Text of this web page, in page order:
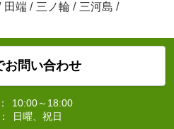
田端 / 三ノ輪 / 三河島 /
お問い合わせ
10:00～18:00
日曜、祝日